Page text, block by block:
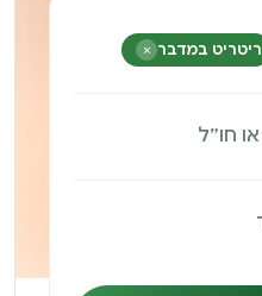
ריטריט במדבר ×